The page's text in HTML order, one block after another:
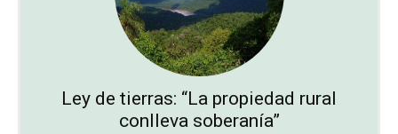
Ley de tierras: “La propiedad rural
conlleva soberanía”